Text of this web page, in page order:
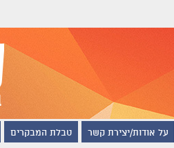
על אודות/יצירת קשר טבלת המבקרים